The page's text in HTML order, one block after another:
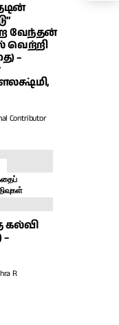
வேந்தன்
வெற்றி
–
Contributor
கல்வி
R